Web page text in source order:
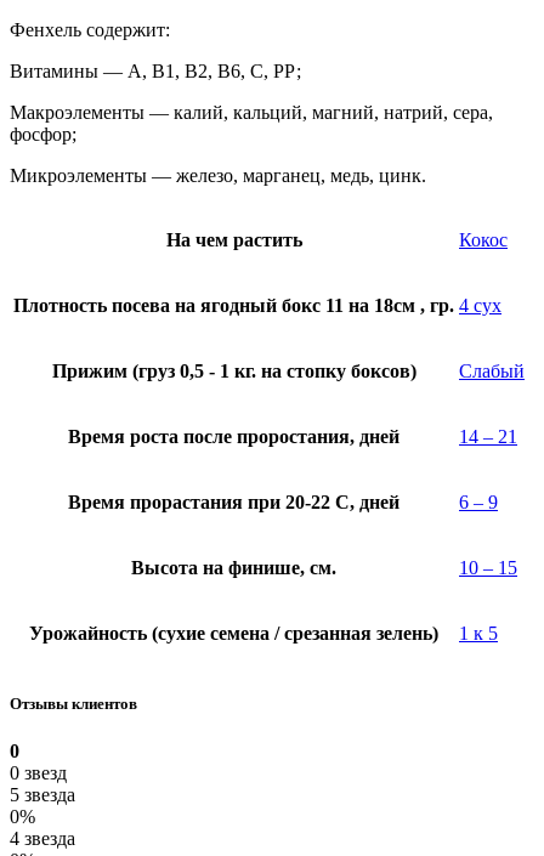
Фенхель содержит:
Витамины — А, В1, В2, В6, С, РР;
Макроэлементы — калий, кальций, магний, натрий, сера,
фосфор;
Микроэлементы — железо, марганец, медь, цинк.
На чем растить Кокос
Плотность посева на ягодный бокс 11 на 18см , гр. 4 сух
Прижим (груз 0,5 - 1 кг. на стопку боксов) Слабый
Время роста после проростания, дней 14 – 21
Время прорастания при 20-22 C, дней 6 – 9
Высота на финише, см. 10 – 15
Урожайность (сухие семена / срезанная зелень) 1 к 5
Отзывы клиентов
0
0 звезд
5 звезда
0%
4 звезда